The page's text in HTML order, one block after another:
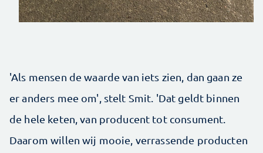
'Als mensen de waarde van iets zien, dan gaan ze
er anders mee om', stelt Smit. 'Dat geldt binnen
de hele keten, van producent tot consument.
Daarom willen wij mooie, verrassende producten